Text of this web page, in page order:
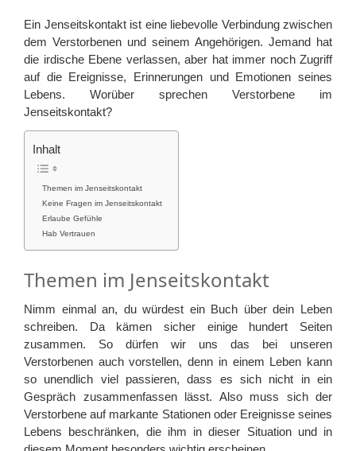
Ein Jenseitskontakt ist eine liebevolle Verbindung zwischen
dem Verstorbenen und seinem Angehörigen. Jemand hat
die irdische Ebene verlassen, aber hat immer noch Zugriff
auf die Ereignisse, Erinnerungen und Emotionen seines
Lebens. Worüber sprechen Verstorbene im
Jenseitskontakt?
Inhalt
Themen im Jenseitskontakt
Keine Fragen im Jenseitskontakt
Erlaube Gefühle
Hab Vertrauen
Themen im Jenseitskontakt
Nimm einmal an, du würdest ein Buch über dein Leben
schreiben. Da kämen sicher einige hundert Seiten
zusammen. So dürfen wir uns das bei unseren
Verstorbenen auch vorstellen, denn in einem Leben kann
so unendlich viel passieren, dass es sich nicht in ein
Gespräch zusammenfassen lässt. Also muss sich der
Verstorbene auf markante Stationen oder Ereignisse seines
Lebens beschränken, die ihm in dieser Situation und in